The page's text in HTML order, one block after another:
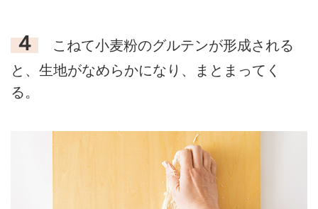
４
こねて小麦粉のグルテンが形成される
と、生地がなめらかになり、まとまってく
る。